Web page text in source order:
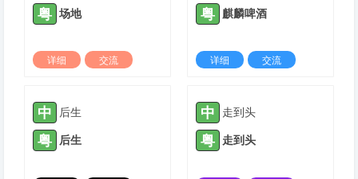
粤 场地
详细
交流
粤 麒麟啤酒
详细
交流
中 后生
粤 后生
中 走到头
粤 走到头